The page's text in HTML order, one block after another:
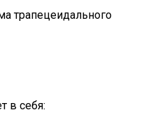
трапецеидального
в себя: